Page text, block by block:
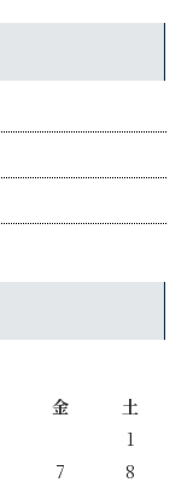
金 土
1
7
8